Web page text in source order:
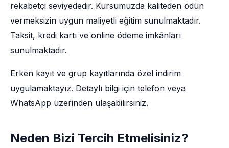
rekabetçi seviyededir. Kursumuzda kaliteden ödün
vermeksizin uygun maliyetli eğitim sunulmaktadır.
Taksit, kredi kartı ve online ödeme imkânları
sunulmaktadır.
Erken kayıt ve grup kayıtlarında özel indirim
uygulamaktayız. Detaylı bilgi için telefon veya
WhatsApp üzerinden ulaşabilirsiniz.
Neden Bizi Tercih Etmelisiniz?